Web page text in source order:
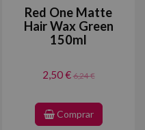
Red One Matte
Hair Wax Green
150ml
2,50 €6,24 €
Comprar